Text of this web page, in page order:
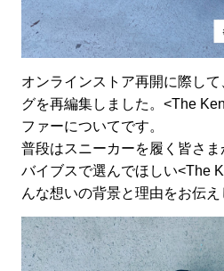
オンラインストア再開に際し
グを再編集しました。<The
ファーについてです。
普段はスニーカーを履く皆さ
バイブスで選んでほしい<The
んな想いの背景と理由をお伝え